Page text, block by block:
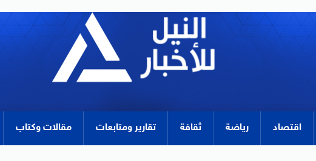
اقتصاد رياضة ثقافة تقارير ومتابعات مقالات وكتاب